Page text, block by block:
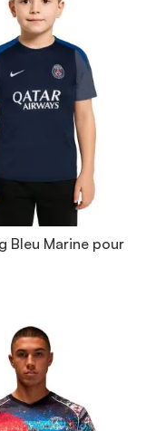
Bleu Marine pour